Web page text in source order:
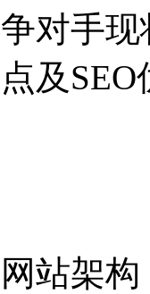
对手
及
站架